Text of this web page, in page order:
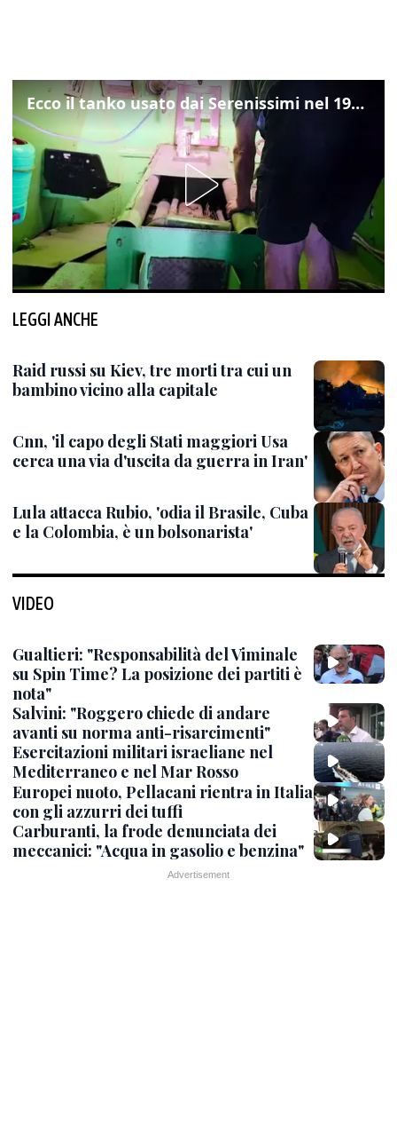
Ecco il tanko usato dai Serenissimi nel 1997 per il blitz a San Marco
LEGGI ANCHE
Raid russi su Kiev, tre morti tra cui un
bambino vicino alla capitale
Cnn, 'il capo degli Stati maggiori Usa
cerca una via d'uscita da guerra in Iran'
Lula attacca Rubio, 'odia il Brasile, Cuba
e la Colombia, è un bolsonarista'
VIDEO
Gualtieri: "Responsabilità del Viminale
su Spin Time? La posizione dei partiti è
nota"
Salvini: "Roggero chiede di andare
avanti su norma anti-risarcimenti"
Esercitazioni militari israeliane nel
Mediterraneo e nel Mar Rosso
Europei nuoto, Pellacani rientra in Italia
con gli azzurri dei tuffi
Carburanti, la frode denunciata dei
meccanici: "Acqua in gasolio e benzina"